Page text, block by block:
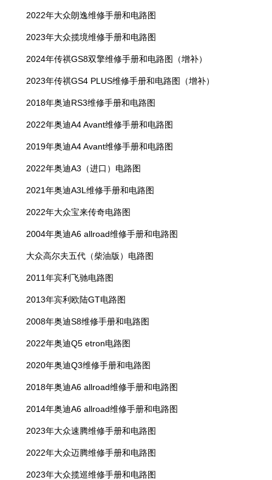
2022年大众朗逸维修手册和电路图
2023年大众揽境维修手册和电路图
2024年传祺GS8双擎维修手册和电路图（增补）
2023年传祺GS4 PLUS维修手册和电路图（增补）
2018年奥迪RS3维修手册和电路图
2022年奥迪A4 Avant维修手册和电路图
2019年奥迪A4 Avant维修手册和电路图
2022年奥迪A3（进口）电路图
2021年奥迪A3L维修手册和电路图
2022年大众宝来传奇电路图
2004年奥迪A6 allroad维修手册和电路图
大众高尔夫五代（柴油版）电路图
2011年宾利飞驰电路图
2013年宾利欧陆GT电路图
2008年奥迪S8维修手册和电路图
2022年奥迪Q5 etron电路图
2020年奥迪Q3维修手册和电路图
2018年奥迪A6 allroad维修手册和电路图
2014年奥迪A6 allroad维修手册和电路图
2023年大众速腾维修手册和电路图
2022年大众迈腾维修手册和电路图
2023年大众揽巡维修手册和电路图